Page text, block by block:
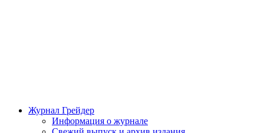
Журнал Грейдер
Информация о журнале